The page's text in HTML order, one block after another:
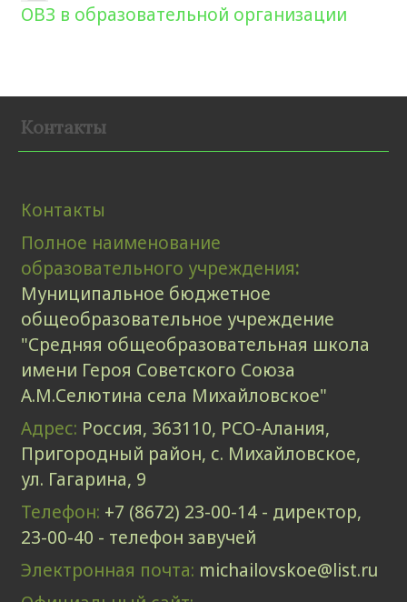
ОВЗ в образовательной организации
Контакты
Контакты
Полное наименование
образовательного учреждения:
Муниципальное бюджетное
общеобразовательное учреждение
"Средняя общеобразовательная школа
имени Героя Советского Союза
А.М.Селютина села Михайловское"
Адрес: Россия, 363110, РСО-Алания,
Пригородный район, с. Михайловское,
ул. Гагарина, 9
Телефон: +7 (8672) 23-00-14 - директор,
23-00-40 - телефон завучей
Электронная почта: michailovskoe@list.ru